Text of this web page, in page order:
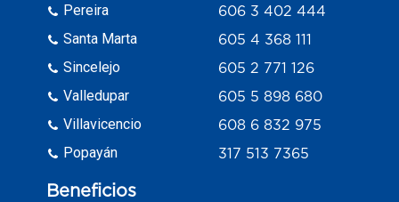
Pereira
Santa Marta
Sincelejo
Valledupar
Villavicencio
Popayán
606 3 402 444
605 4 368 111
605 2 771 126
605 5 898 680
608 6 832 975
317 513 7365
Beneficios